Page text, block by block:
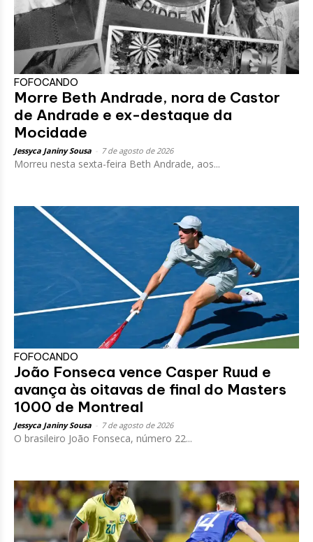
FOFOCANDO
Morre Beth Andrade, nora de Castor
de Andrade e ex-destaque da
Mocidade
Jessyca Janiny Sousa 7 de agosto de 2026
Morreu nesta sexta-feira Beth Andrade, aos...
FOFOCANDO
João Fonseca vence Casper Ruud e
avança às oitavas de final do Masters
1000 de Montreal
Jessyca Janiny Sousa 7 de agosto de 2026
O brasileiro João Fonseca, número 22...